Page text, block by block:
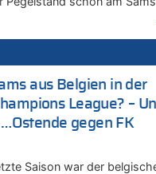
aus Belgien in der
League? –
gegen FK
Saison war der